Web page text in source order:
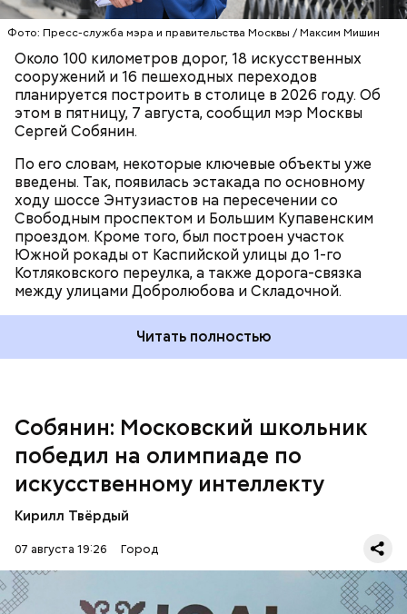
Фото: Пресс-служба мэра и правительства Москвы / Максим Мишин
Около 100 километров дорог, 18 искусственных
сооружений и 16 пешеходных переходов
планируется построить в столице в 2026 году. Об
этом в пятницу, 7 августа, сообщил мэр Москвы
Сергей Собянин.
По его словам, некоторые ключевые объекты уже
введены. Так, появилась эстакада по основному
ходу шоссе Энтузиастов на пересечении со
Свободным проспектом и Большим Купавенским
проездом. Кроме того, был построен участок
Южной рокады от Каспийской улицы до 1-го
Котляковского переулка, а также дорога-связка
между улицами Добролюбова и Складочной.
— Бутово — Варшавское шоссе от улицы Поляны
до Варшавского шоссе. Также проходит
реконструкция Симоновской и Крутицкой
набережных. Кроме того, сейчас в работе дорога-
связка между МСД и улицей Академика Королева,
включая новый путепровод через пути МЦД-3.
Читать полностью
СЕРГЕЙ СОБЯНИН
Собянин: Московский школьник
победил на олимпиаде по
искусственному интеллекту
Кирилл Твёрдый
07 августа 19:26 Город
— Поздравляю Александра и всех ребят с
будущей профессии, — написал глава города в
публикации.
по лингвистике в Румынии.